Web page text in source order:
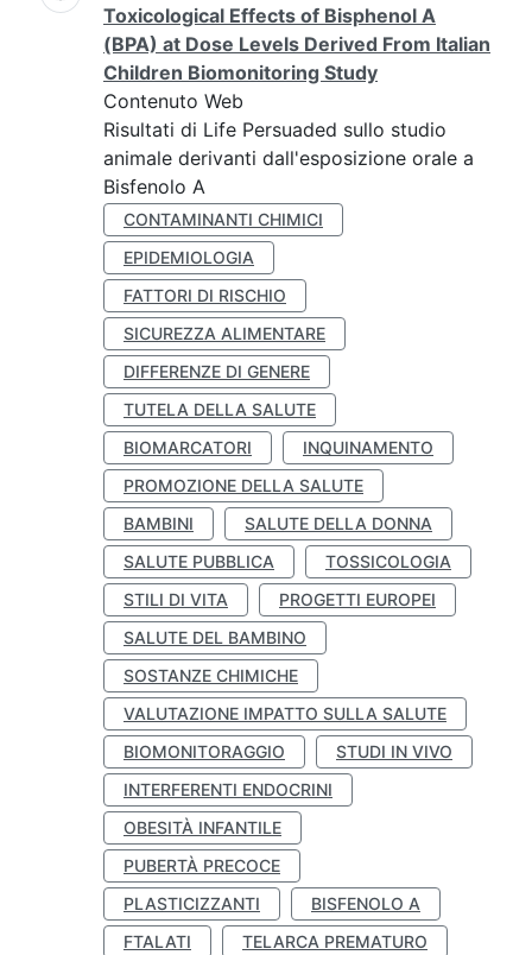
Toxicological Effects of Bisphenol A
(BPA) at Dose Levels Derived From Italian
Children Biomonitoring Study
Contenuto Web
Risultati di Life Persuaded sullo studio
animale derivanti dall'esposizione orale a
Bisfenolo A
CONTAMINANTI CHIMICI
EPIDEMIOLOGIA
FATTORI DI RISCHIO
SICUREZZA ALIMENTARE
DIFFERENZE DI GENERE
TUTELA DELLA SALUTE
BIOMARCATORI
INQUINAMENTO
PROMOZIONE DELLA SALUTE
BAMBINI
SALUTE DELLA DONNA
SALUTE PUBBLICA
TOSSICOLOGIA
STILI DI VITA
PROGETTI EUROPEI
SALUTE DEL BAMBINO
SOSTANZE CHIMICHE
VALUTAZIONE IMPATTO SULLA SALUTE
BIOMONITORAGGIO
STUDI IN VIVO
INTERFERENTI ENDOCRINI
OBESITÀ INFANTILE
PUBERTÀ PRECOCE
PLASTICIZZANTI
BISFENOLO A
FTALATI
TELARCA PREMATURO